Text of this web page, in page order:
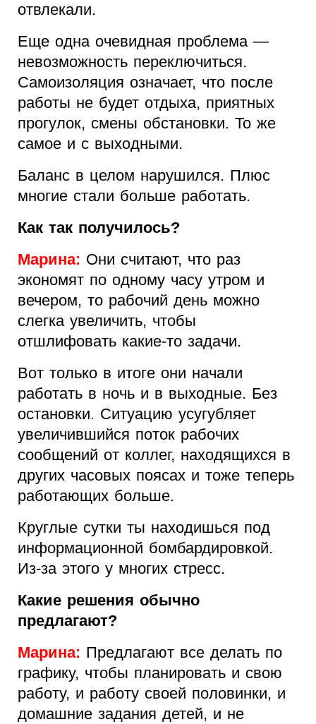
отвлекали.
Еще одна очевидная проблема —
невозможность переключиться.
Самоизоляция означает, что после
работы не будет отдыха, приятных
прогулок, смены обстановки. То же
самое и с выходными.
Баланс в целом нарушился. Плюс
многие стали больше работать.
Как так получилось?
Марина: Они считают, что раз
экономят по одному часу утром и
вечером, то рабочий день можно
слегка увеличить, чтобы
отшлифовать какие-то задачи.
Вот только в итоге они начали
работать в ночь и в выходные. Без
остановки. Ситуацию усугубляет
увеличившийся поток рабочих
сообщений от коллег, находящихся в
других часовых поясах и тоже теперь
работающих больше.
Круглые сутки ты находишься под
информационной бомбардировкой.
Из-за этого у многих стресс.
Какие решения обычно
предлагают?
Марина: Предлагают все делать по
графику, чтобы планировать и свою
работу, и работу своей половинки, и
домашние задания детей, и не